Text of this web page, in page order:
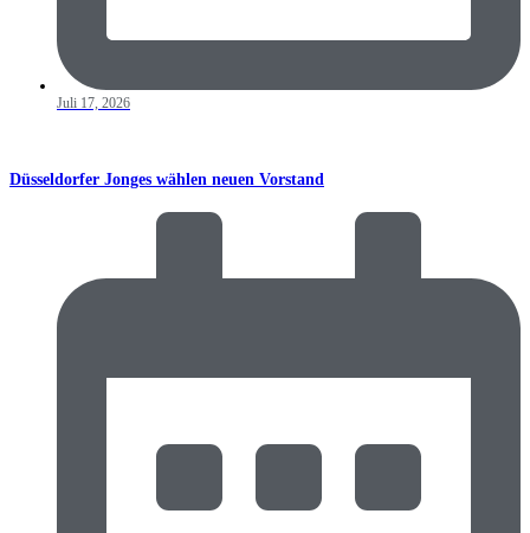
Juli 17, 2026
Düsseldorfer Jonges wählen neuen Vorstand